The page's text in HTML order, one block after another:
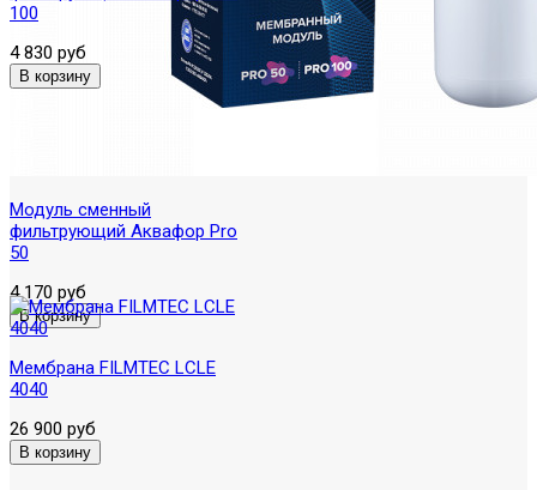
Модуль сменный
фильтрующий Аквафор Pro
50
4 170 руб
100
4 830 руб
Мембрана FILMTEC LCLE
4040
26 900 руб